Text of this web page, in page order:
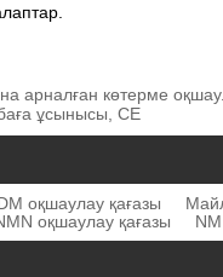
арналған көтерме
ұсынысы, CE
оқшаулау қағазы
оқшаулау қағазы